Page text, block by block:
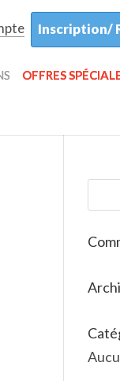
Inscription/
OFFRES